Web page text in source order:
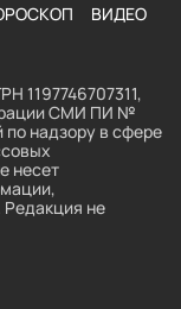
ВИДЕО
1197746707311,
СМИ ПИ №
надзору в сфере
несет
не